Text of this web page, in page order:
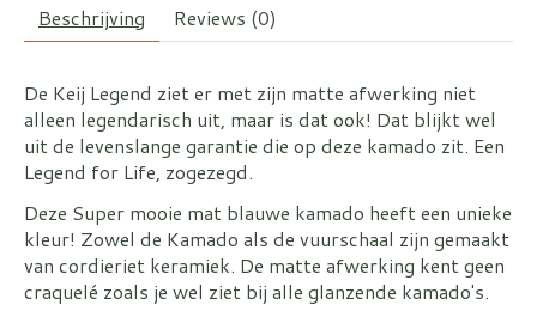
Beschrijving Reviews (0)
De Keij Legend ziet er met zijn matte afwerking niet
alleen legendarisch uit, maar is dat ook! Dat blijkt wel
uit de levenslange garantie die op deze kamado zit. Een
Legend for Life, zogezegd.
Deze Super mooie mat blauwe kamado heeft een unieke
kleur! Zowel de Kamado als de vuurschaal zijn gemaakt
van cordieriet keramiek. De matte afwerking kent geen
craquelé zoals je wel ziet bij alle glanzende kamado's.